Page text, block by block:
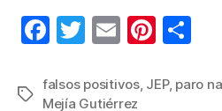
F
c
T
tt
E
ail
Pi
er m
Etiquetas
falsos positivos, JEP, paro
Mejía Gutiérrez